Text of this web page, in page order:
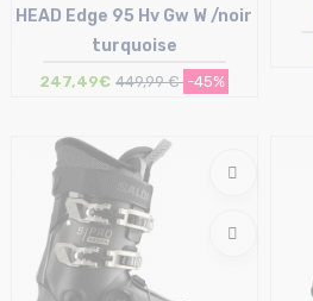
26/26.5 cm
HEAD Edge 95 Hv Gw W /noir
turquoise
247,49€ 449,99 € -45%